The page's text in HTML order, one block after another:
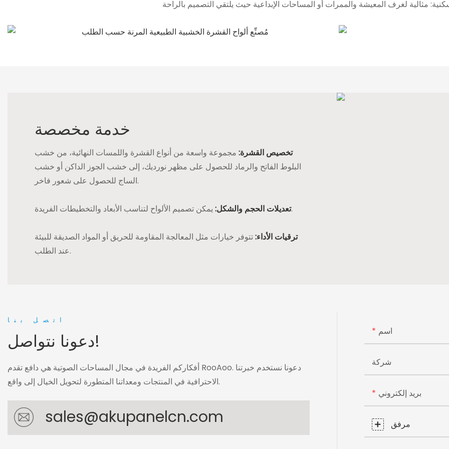
خدمة مخصصة
تخصيص القشرة: مجموعة واسعة من أنواع القشرة واللمسات النهائية، من خشب
البلوط الفاتح والرماد للحصول على مظهر نورديك، إلى خشب الجوز الداكن أو خشب
الساج للحصول على شعور فاخر.
تعديلات الحجم والشكل:يمكن تصميم الألواح لتناسب الأبعاد والتخطيطات الفريدة.
ترقيات الأداء:تتوفر خيارات مثل المعالجة المقاومة للحريق أو المواد الصديقة للبيئة
عند الطلب.
اتصل بنا
دعونا نتواصل!
أفكاركم الفريدة في مجال المساحات الصوتية هي دافع تقدم RooAoo. دعونا نستخدم خبرتنا
الاحترافية في المنتجات ومعداتنا المتطورة لتحويل الخيال إلى واقع.
sales@akupanelcn.com
اسم
شركة
بريد إلكتروني
مرفق